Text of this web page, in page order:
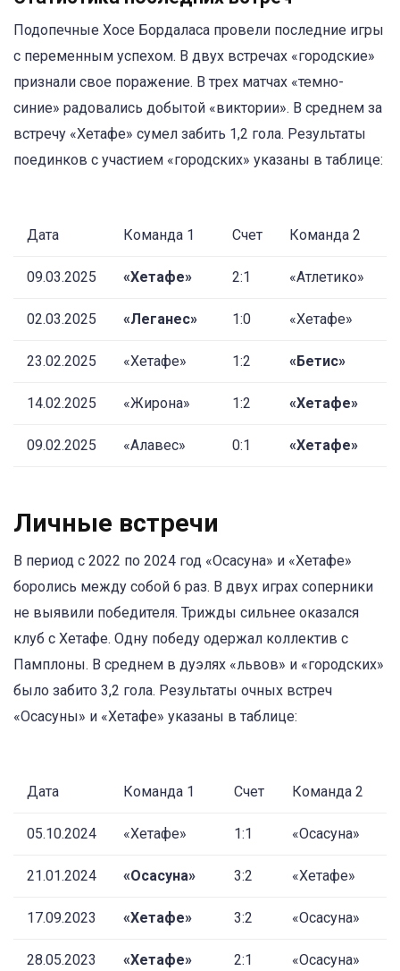
Подопечные Хосе Бордаласа провели последние игры
с переменным успехом. В двух встречах «городские»
признали свое поражение. В трех матчах «темно-
синие» радовались добытой «виктории». В среднем за
встречу «Хетафе» сумел забить 1,2 гола. Результаты
поединков с участием «городских» указаны в таблице:
Дата Команда 1 Счет Команда 2
09.03.2025 «Хетафе» 2:1 «Атлетико»
02.03.2025 «Леганес» 1:0 «Хетафе»
23.02.2025 «Хетафе» 1:2 «Бетис»
14.02.2025 «Жирона» 1:2 «Хетафе»
09.02.2025 «Алавес» 0:1 «Хетафе»
Личные встречи
В период с 2022 по 2024 год «Осасуна» и «Хетафе»
боролись между собой 6 раз. В двух играх соперники
не выявили победителя. Трижды сильнее оказался
клуб с Хетафе. Одну победу одержал коллектив с
Памплоны. В среднем в дуэлях «львов» и «городских»
было забито 3,2 гола. Результаты очных встреч
«Осасуны» и «Хетафе» указаны в таблице:
Дата Команда 1 Счет Команда 2
05.10.2024 «Хетафе» 1:1 «Осасуна»
21.01.2024 «Осасуна» 3:2 «Хетафе»
17.09.2023 «Хетафе» 3:2 «Осасуна»
28.05.2023 «Хетафе» 2:1 «Осасуна»